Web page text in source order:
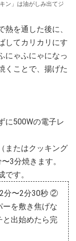
ン」は油がしみ出てジ
を通した後に、
してカリカリにす
にゃふにゃになっ
くことで、揚げた
に500Wの電子レ
またはクッキング
3分焼きます。
す。
分〜2分30秒 ②
を敷き焦げな
と出始めたら完